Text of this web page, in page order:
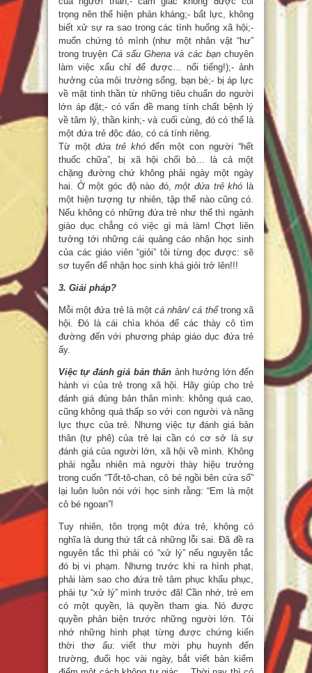
trọng nên thể hiện phản kháng;- bất lực, không
biết xử sự ra sao trong các tình huống xã hội;-
muốn chứng tỏ mình (như một nhân vật “hư”
trong truyện Cá sấu Ghena và các bạnchuyên
làm việc xấu chỉ để được… nổi tiếng!);- ảnh
hưởng của môi trường sống, bạn bè;- bị áp lực
về mặt tinh thần từ những tiêu chuẩn do người
lớn áp đặt;- có vấn đề mang tính chất bệnh lý
về tâm lý, thần kinh;- và cuối cùng, đó có thể là
một đứa trẻ độc đáo, có cá tính riêng.
Từ một đứa trẻ khóđến một con người “hết
thuốc chữa”, bị xã hội chối bỏ… là cả một
chặng đường chứ không phải ngày một ngày
hai. Ở một góc độ nào đó,một đứa trẻ khó là
một hiện tượng tự nhiên, tập thể nào cũng có.
Nếu không có những đứa trẻ như thế thì ngành
giáo dục chẳng có việc gì mà làm! Chợt liên
tưởng tới những cái quảng cáo nhận học sinh
của các giáo viên “giỏi” tôi từng đọc được: sẽ
sơ tuyển để nhận học sinh khá giỏi trở lên!!!
3. Giải pháp?
Mỗi một đứa trẻ là mộtcá nhân/ cá thểtrong xã
hội. Đó là cái chìa khóa để các thày cô tìm
đường đến với phương pháp giáo dục đứa trẻ
ấy.
Việc tự đánh giá bản thân ảnh hưởng lớn đến
hành vi của trẻ trong xã hội. Hãy giúp cho trẻ
đánh giá đúng bản thân mình: không quá cao,
cũng không quá thấp so với con người và năng
lực thực của trẻ. Nhưng việc tự đánh giá bản
thân (tự phê) của trẻ lại cần có cơ sở là sự
đánh giá của người lớn, xã hội về mình. Không
phải ngẫu nhiên mà người thày hiệu trưởng
trong cuốn “Tốt-tô-chan, cô bé ngồi bên cửa sổ”
lại luôn luôn nói với học sinh rằng: “Em là một
cô bé ngoan”!
Tuy nhiên, tôn trọng một đứa trẻ, không có
nghĩa là dung thứ tất cả những lỗi sai. Đã đề ra
nguyên tắc thì phải có “xử lý” nếu nguyên tắc
đó bị vi phạm. Nhưng trước khi ra hình phạt,
phải làm sao cho đứa trẻ tâm phục khẩu phục,
phải tự “xử lý” mình trước đã! Cần nhớ, trẻ em
có một quyền, là quyền tham gia. Nó được
quyền phản biện trước những người lớn. Tôi
nhớ những hình phạt từng được chứng kiến
thời thơ ấu: viết thư mời phụ huynh đến
trường, đuổi học vài ngày, bắt viết bản kiểm